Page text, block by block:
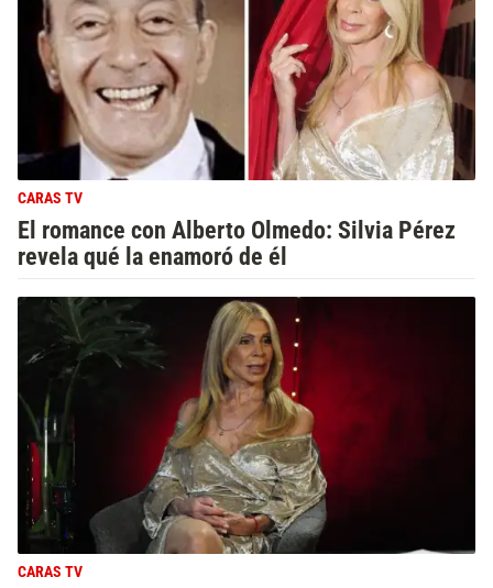
CARAS TV
El romance con Alberto Olmedo: Silvia Pérez
revela qué la enamoró de él
CARAS TV